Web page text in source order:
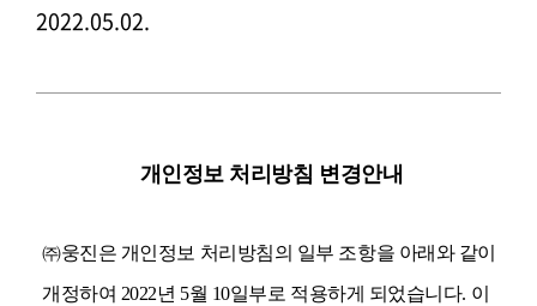
2022.05.02.
개인정보 처리방침 변경안내
㈜웅진은 개인정보 처리방침의 일부 조항을 아래와 같이
개정하여 2022년 5월 10일부로 적용하게 되었습니다. 이